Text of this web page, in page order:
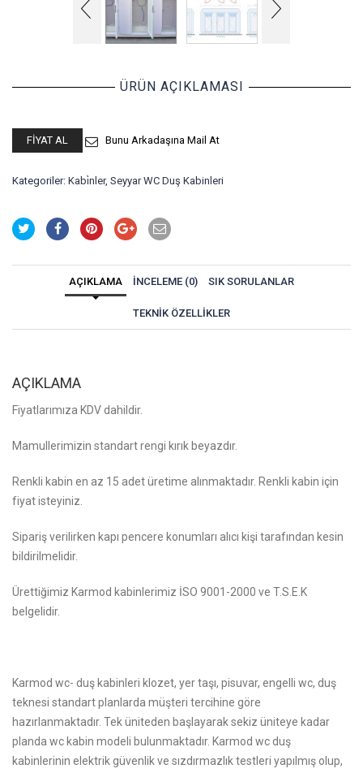
ÜRÜN AÇIKLAMASI
FIYAT AL Bunu Arkadaşına Mail At
Kategoriler: Kabi̇nler, Seyyar WC Duş Kabinleri
AÇIKLAMA İNCELEME (0) SIK SORULANLAR
TEKNIK ÖZELLIKLER
AÇIKLAMA
Fiyatlarımıza KDV dahildir.
Mamullerimizin standart rengi kırık beyazdır.
Renkli kabin en az 15 adet üretime alınmaktadır. Renkli kabin için
fiyat isteyiniz.
Sipariş verilirken kapı pencere konumları alıcı kişi tarafından kesin
bildirilmelidir.
Ürettiğimiz Karmod kabinlerimiz İSO 9001-2000 ve T.S.E.K
belgelidir.
Karmod wc- duş kabinleri klozet, yer taşı, pisuvar, engelli wc, duş
teknesi standart planlarda müşteri tercihine göre
hazırlanmaktadır. Tek üniteden başlayarak sekiz üniteye kadar
planda wc kabin modeli bulunmaktadır. Karmod wc duş
kabinlerinin elektrik güvenlik ve sızdırmazlık testleri yapılmış olup,